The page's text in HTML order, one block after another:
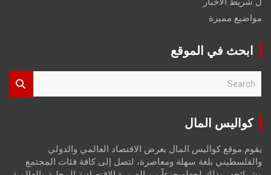
مواضيع مميزة
ابحث في الموقع
r
كواليس المال
يقوم موقع كواليس المال بعرض الاقتصاد العالمي والدولي
والفلسطيني بلغة سهلة ومعاصرة، لتصل إلى كافة فئات المجتمع